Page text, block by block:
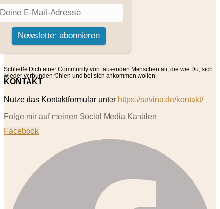
Schließe Dich einer Community von tausenden Menschen an, die wie Du, sich
wieder verbunden fühlen und bei sich ankommen wollen.
KONTAKT
Nutze das Kontaktformular unter https://savina.de/kontakt/
Folge mir auf meinen Social Media Kanälen
Facebook